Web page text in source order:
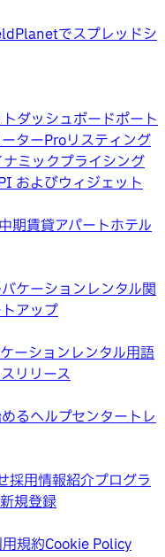
でスプレッドシ
ダッシュボードポート
ターProリスティング
ミックプライシング
およびウィジェット
期賃貸アパートホテル
バケーションレンタル関
アップ
ーションレンタル用語
リリース
るヘルプセンタートレ
採用情報紹介プログラ
新規登録
規約Cookie Policy